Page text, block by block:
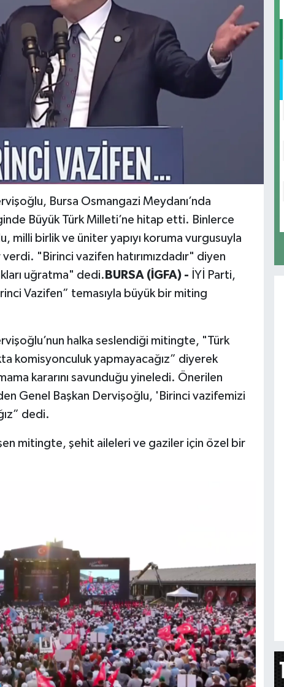
Bursa Osmangazi Meydanı’nda
Büyük Türk Milleti’ne hitap etti. Binlerce
milli birlik ve üniter yapıyı koruma vurgusuyla
"Birinci vazifen hatırımızdadır" diyen
uğratma" dedi. BURSA (İGFA) - İYİ Parti,
Vazifen” temasıyla büyük bir miting
halka seslendiği mitingte, "Türk
komisyonculuk yapmayacağız” diyerek
kararını savunduğu yineledi. Önerilen
Genel Başkan Dervişoğlu, 'Birinci vazifemizi
dedi.
mitingte, şehit aileleri ve gaziler için özel bir